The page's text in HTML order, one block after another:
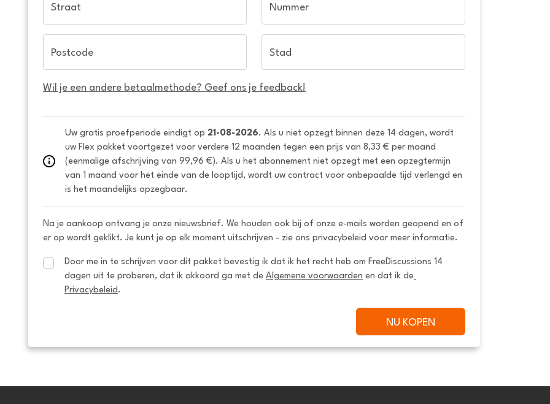
Straat Nummer
Postcode Stad
Wil je een andere betaalmethode? Geef ons je feedback!
Uw gratis proefperiode eindigt op 21-08-2026. Als u niet opzegt binnen deze 14 dagen, wordt
uw Flex pakket voortgezet voor verdere 12 maanden tegen een prijs van 8,33 € per maand
(eenmalige afschrijving van 99,96 €). Als u het abonnement niet opzegt met een opzegtermijn
van 1 maand voor het einde van de looptijd, wordt uw contract voor onbepaalde tijd verlengd en
is het maandelijks opzegbaar.
Na je aankoop ontvang je onze nieuwsbrief. We houden ook bij of onze e-mails worden geopend en of
er op wordt geklikt. Je kunt je op elk moment uitschrijven - zie ons privacybeleid voor meer informatie.
Door me in te schrijven voor dit pakket bevestig ik dat ik het recht heb om FreeDiscussions 14
dagen uit te proberen, dat ik akkoord ga met de Algemene voorwaarden en dat ik de
Privacybeleid .
NU KOPEN